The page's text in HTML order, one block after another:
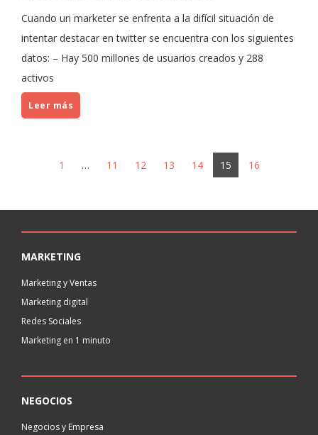
Cuando un marketer se enfrenta a la difícil situación de
intentar destacar en twitter se encuentra con los siguientes
datos: – Hay 500 millones de usuarios creados y 288
activos
Leer más
1 … 11 12 13 14 15 16
MARKETING
Marketing y Ventas
Marketing digital
Redes Sociales
Marketing en 1 minuto
NEGOCIOS
Negocios y Empresa